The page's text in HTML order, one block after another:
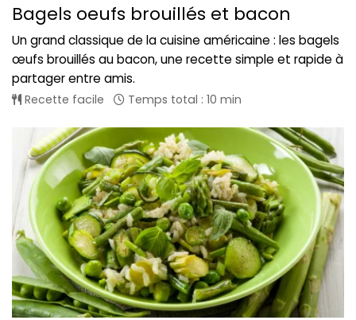
Bagels oeufs brouillés et bacon
Un grand classique de la cuisine américaine : les bagels
œufs brouillés au bacon, une recette simple et rapide à
partager entre amis.
Recette facile Temps total : 10 min